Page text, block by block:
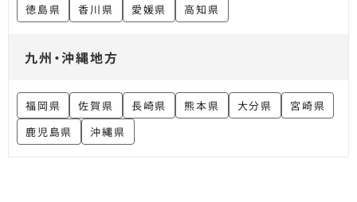
徳島県 香川県 愛媛県 高知県
九州・沖縄地方
福岡県 佐賀県 長崎県 熊本県 大分県
宮崎県
鹿児島県
沖縄県